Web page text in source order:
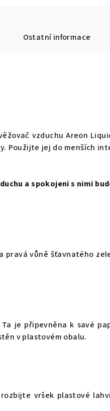
Ostatní informace
vzduchu Areon
Použijte jej do menších
a spokojeni s nimi
pravá vůně šťavnatého
je připevněna k savé
v plastovém obalu.
vršek plastové